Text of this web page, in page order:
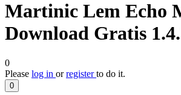
Martinic Lem Echo
Download Gratis
0
Please log in orregisterto do it.
0